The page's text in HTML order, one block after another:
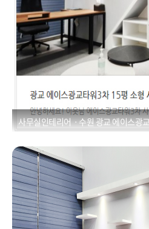
사무실인테리어ㆍ수원 광교 에이스광
소형사무실인테리어ㆍ광교 에이스광교
Posted on2021년 1월 1일